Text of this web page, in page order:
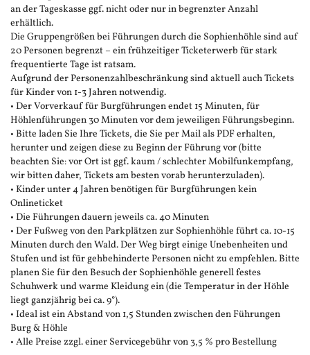
an der Tageskasse ggf. nicht oder nur in begrenzter Anzahl
erhältlich.
Die Gruppengrößen bei Führungen durch die Sophienhöhle sind auf
20 Personen begrenzt – ein frühzeitiger Ticketerwerb für stark
frequentierte Tage ist ratsam.
Aufgrund der Personenzahlbeschränkung sind aktuell auch Tickets
für Kinder von 1-3 Jahren notwendig.
• Der Vorverkauf für Burgführungen endet 15 Minuten, für
Höhlenführungen 30 Minuten vor dem jeweiligen Führungsbeginn.
• Bitte laden Sie Ihre Tickets, die Sie per Mail als PDF erhalten,
herunter und zeigen diese zu Beginn der Führung vor (bitte
beachten Sie: vor Ort ist ggf. kaum / schlechter Mobilfunkempfang,
wir bitten daher, Tickets am besten vorab herunterzuladen).
• Kinder unter 4 Jahren benötigen für Burgführungen kein
Onlineticket
• Die Führungen dauern jeweils ca. 40 Minuten
• Der Fußweg von den Parkplätzen zur Sophienhöhle führt ca. 10-15
Minuten durch den Wald. Der Weg birgt einige Unebenheiten und
Stufen und ist für gehbehinderte Personen nicht zu empfehlen. Bitte
planen Sie für den Besuch der Sophienhöhle generell festes
Schuhwerk und warme Kleidung ein (die Temperatur in der Höhle
liegt ganzjährig bei ca. 9°).
• Ideal ist ein Abstand von 1,5 Stunden zwischen den Führungen
Burg & Höhle
• Alle Preise zzgl. einer Servicegebühr von 3,5 % pro Bestellung